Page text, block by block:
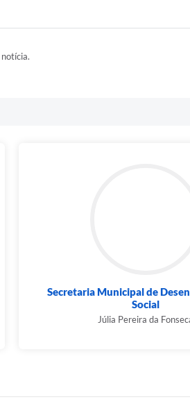
Secretaria Municipal de
Social
Júlia Pereira da